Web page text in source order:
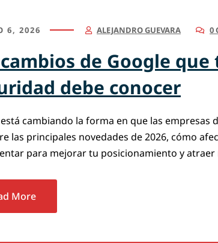
6, 2026 ALEJANDRO GUEVARA 0
de Google
debe conocer
cambiando la forma en que las empresas
las principales novedades de 2026, cómo
para mejorar tu posicionamiento y atraer
More